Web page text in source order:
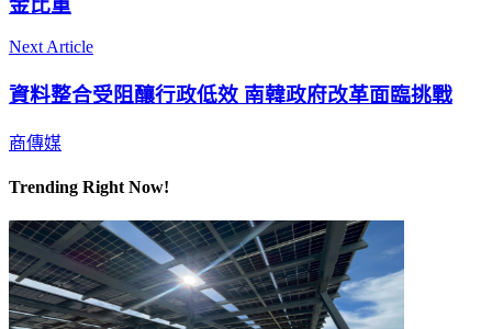
Next Article
資料整合受阻釀行政低效 南韓政府改革面臨挑戰
商傳媒
Trending Right Now!